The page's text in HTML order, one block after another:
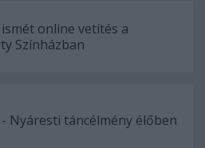
online vetítés a
Színházban
Nyáresti táncélmény élőben